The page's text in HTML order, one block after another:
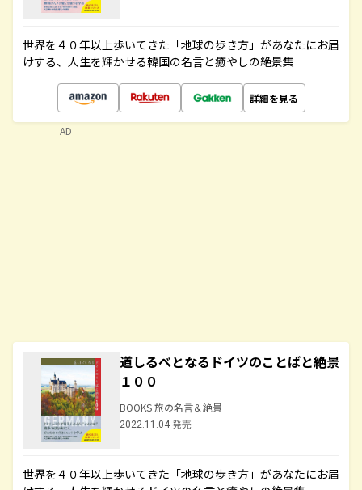
世界を４０年以上歩いてきた「地球の歩き方」があなたにお届
けする、人生を輝かせる韓国の名言と癒やしの絶景集
詳細を見る
道しるべとなるドイツのことばと絶景
１００
BOOKS 旅の名言＆絶景
2022.11.04 発売
世界を４０年以上歩いてきた「地球の歩き方」があなたにお届
AD